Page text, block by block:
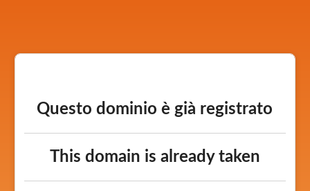
Questo dominio è già registrato
This domain is already taken